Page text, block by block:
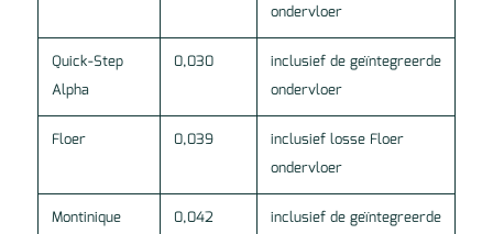
ondervloer
Quick-Step
Alpha
0,030
inclusief de geïntegreerde
ondervloer
Floer 0,039
inclusief losse Floer
ondervloer
Montinique 0,042
inclusief de geïntegreerde